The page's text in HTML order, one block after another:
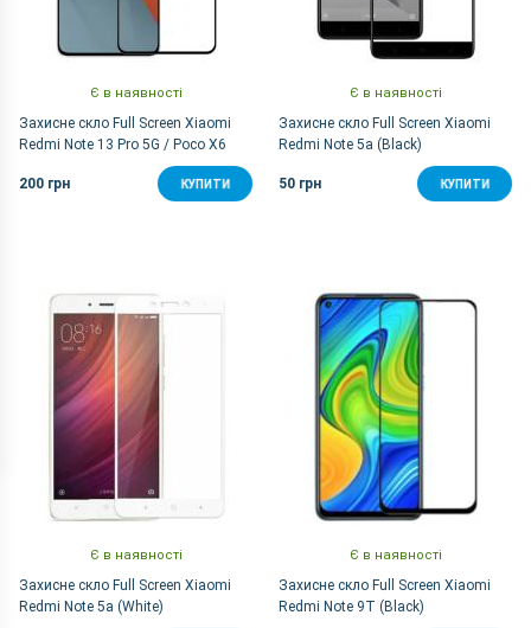
Є в наявності
Захисне скло Full Screen Xiaomi
Redmi Note 13 Pro 5G / Poco X6
200 грн
КУПИТИ
Є в наявності
Захисне скло Full Screen Xiaomi
Redmi Note 5a (Black)
50 грн КУПИТИ
Є в наявності
Захисне скло Full Screen Xiaomi
Redmi Note 5a (White)
Є в наявності
Захисне скло Full Screen Xiaomi
Redmi Note 9T (Black)